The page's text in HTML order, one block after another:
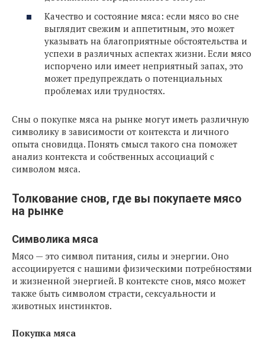
Качество и состояние мяса: если мясо во сне
выглядит свежим и аппетитным, это может
указывать на благоприятные обстоятельства и
успехи в различных аспектах жизни. Если мясо
испорчено или имеет неприятный запах, это
может предупреждать о потенциальных
проблемах или трудностях.
Сны о покупке мяса на рынке могут иметь различную
символику в зависимости от контекста и личного
опыта сновидца. Понять смысл такого сна поможет
анализ контекста и собственных ассоциаций с
символом мяса.
Толкование снов, где вы покупаете мясо
на рынке
Символика мяса
Мясо — это символ питания, силы и энергии. Оно
ассоциируется с нашими физическими потребностями
и жизненной энергией. В контексте снов, мясо может
также быть символом страсти, сексуальности и
животных инстинктов.
Покупка мяса